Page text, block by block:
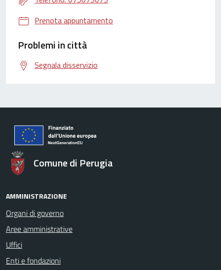
Prenota appuntamento
Problemi in città
Segnala disservizio
Comune di Perugia
AMMINISTRAZIONE
Organi di governo
Aree amministrative
Uffici
Enti e fondazioni